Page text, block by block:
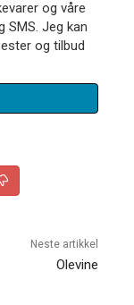
og våre
SMS. Jeg kan
og tilbud
Neste artikkel
Olevine